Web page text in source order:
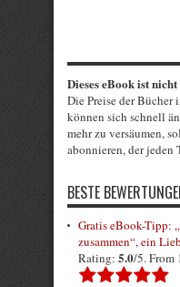
Dieses eBook ist
Die Preise der
können sich schnell
mehr zu versäumen,
abonnieren, der jeden
BESTE
Gratis eBook-Tipp:
zusammen“, ein
Rating: 5.0/5. From